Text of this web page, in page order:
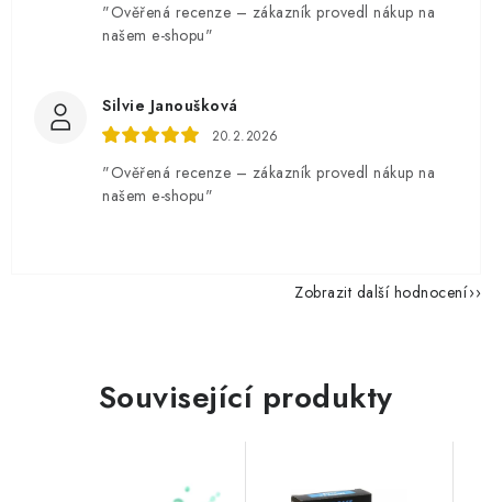
"Ověřená recenze – zákazník provedl nákup na
našem e-shopu"
Silvie Janoušková
20.2.2026
"Ověřená recenze – zákazník provedl nákup na
našem e-shopu"
Zobrazit další hodnocení
Související produkty